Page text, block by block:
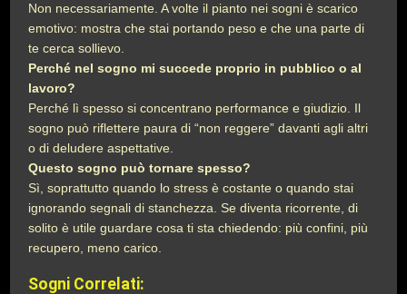
Non necessariamente. A volte il pianto nei sogni è scarico
emotivo: mostra che stai portando peso e che una parte di
te cerca sollievo.
Perché nel sogno mi succede proprio in pubblico o al
lavoro?
Perché lì spesso si concentrano performance e giudizio. Il
sogno può riflettere paura di “non reggere” davanti agli altri
o di deludere aspettative.
Questo sogno può tornare spesso?
Sì, soprattutto quando lo stress è costante o quando stai
ignorando segnali di stanchezza. Se diventa ricorrente, di
solito è utile guardare cosa ti sta chiedendo: più confini, più
recupero, meno carico.
Sogni Correlati: